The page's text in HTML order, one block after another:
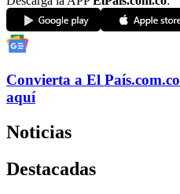
Convierta a El País.com.co
aquí
Noticias
Destacadas